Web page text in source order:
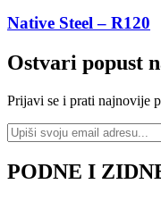
Native Steel – R120
Ostvari popust
Prijavi se i prati najnovije
PODNE I